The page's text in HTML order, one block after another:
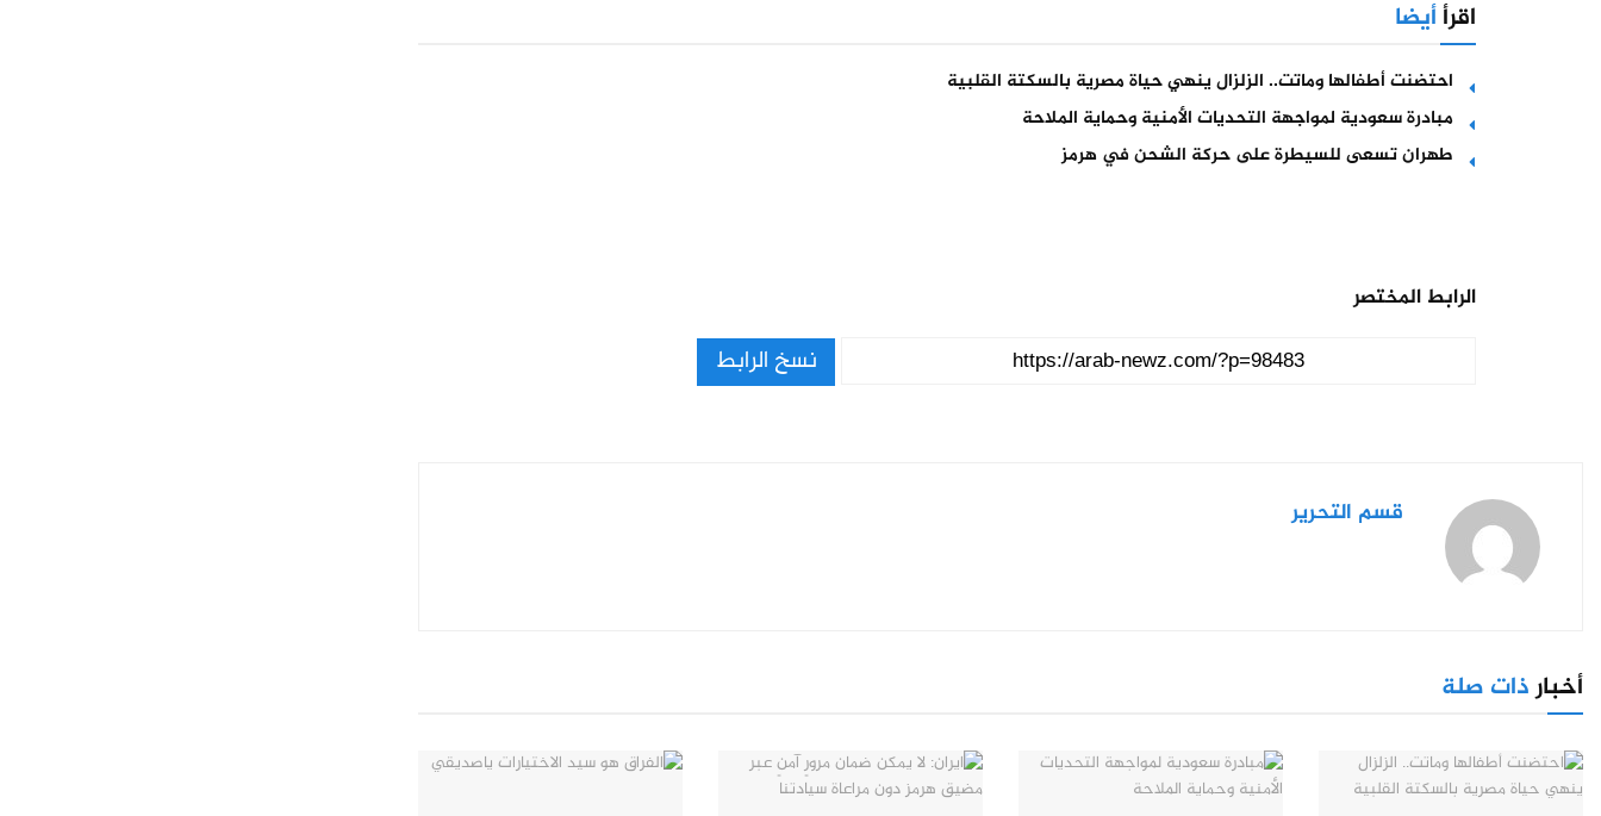
اقرأأيضا
احتضنت أطفالها وماتت.. الزلزال ينهي حياة مصرية بالسكتة القلبية
مبادرة سعودية لمواجهة التحديات الأمنية وحماية الملاحة
طهران تسعى للسيطرة على حركة الشحن في هرمز
الرابط المختصر
نسخ الرابط
قسم التحرير
أخبارذات صلة